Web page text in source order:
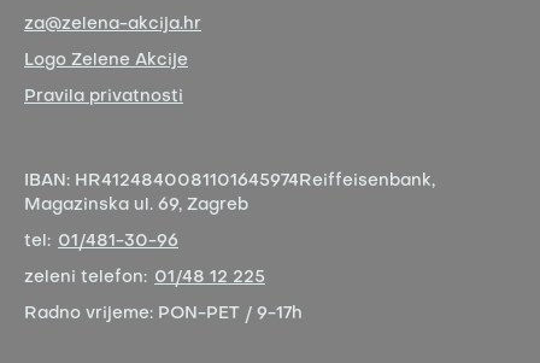
za@zelena-akcija.hr
Logo Zelene Akcije
Pravila privatnosti
IBAN: HR4124840081101645974 Reiffeisenbank,
Magazinska ul. 69, Zagreb
tel: 01/481-30-96
zeleni telefon: 01/48 12 225
Radno vrijeme: PON-PET / 9-17h